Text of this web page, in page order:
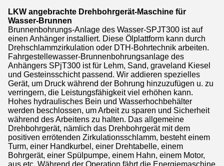
LKW angebrachte Drehbohrgerät-Maschine für
Wasser-Brunnen
Brunnenbohrungs-Anlage des Wasser-SPJT300 ist auf
einen Anhänger installiert. Diese Ölplattform kann durch
Drehschlammzirkulation oder DTH-Bohrtechnik arbeiten.
Fahrgestellewasser-Brunnenbohrungsanlage des
Anhängers SPjT300 ist für Lehm, Sand, graveland Kiesel
und Gesteinsschicht passend. Wir addieren spezielles
Gerät, um Druck während der Bohrung hinzuzufügen u. zu
verringern, die Leistungsfähigkeit viel erhöhen kann.
Hohes hydraulisches Bein und Wasserhochbehälter
werden beschlossen, um Arbeit zu sparen und Sicherheit
während des Arbeitens zu halten. Das allgemeine
Drehbohrgerät, nämlich das Drehbohrgerät mit dem
positiven errötenden Zirkulationsschlamm, besteht einem
Turm, einer Handkurbel, einer Drehtabelle, einem
Bohrgerät, einer Spülpumpe, einem Hahn, einem Motor,
aus etc. Während der Operation fährt die Energiemaschine